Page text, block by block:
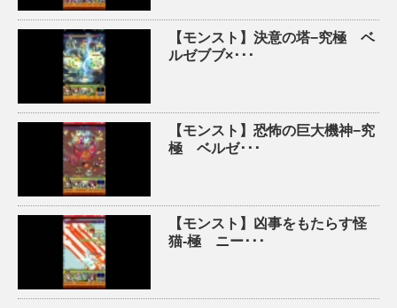
【モンスト】決意の塔−究極 ベ
ルゼブブ×･･･
【モンスト】恐怖の巨大機神−究
極 ベルゼ･･･
【モンスト】凶事をもたらす怪
猫-極 ニー･･･